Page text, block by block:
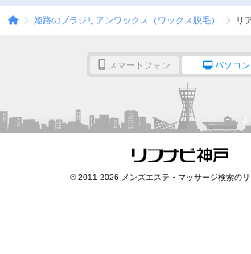
日本人スタッフのみ 女性スタ
Ｗセラピ
こだわり条件を変更
姫路のブラジリアンワックス（ワックス脱毛） リ
スマートフォン パソコン
© 2011-2026 メンズエステ・マッサージ検索の